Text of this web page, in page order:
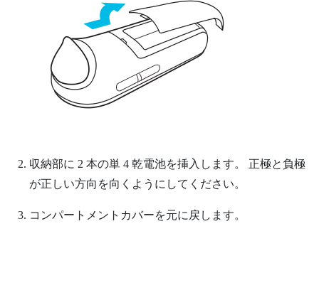
収納部に 2 本の単 4 乾電池を挿入します。 正極と負極
が正しい方向を向くようにしてください。
コンパートメントカバーを元に戻します。